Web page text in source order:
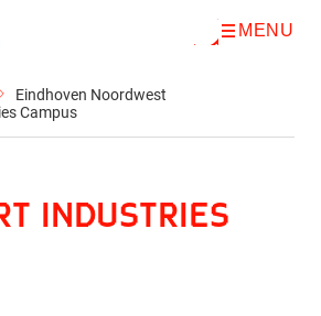
O
n
MENU
Eindhoven Noordwest
Campus
Industries